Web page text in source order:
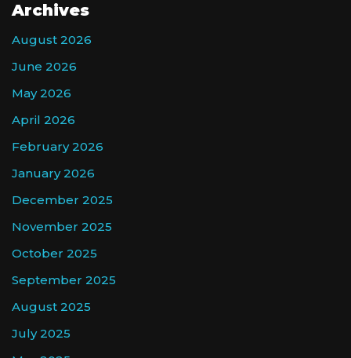
Archives
August 2026
June 2026
May 2026
April 2026
February 2026
January 2026
December 2025
November 2025
October 2025
September 2025
August 2025
July 2025